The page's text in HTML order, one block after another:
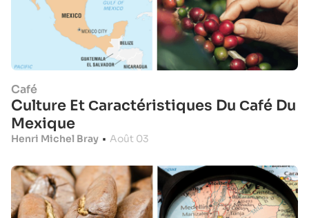
Café
Culture Et Сaractéristiques Du Сafé Du
Mexique
Henri Michel Bray • Août 03